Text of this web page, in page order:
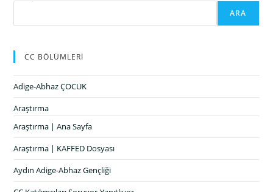
ARA
CC BÖLÜMLERİ
Adige-Abhaz ÇOCUK
Araştırma
Araştırma | Ana Sayfa
Araştırma | KAFFED Dosyası
Aydın Adige-Abhaz Gençliği